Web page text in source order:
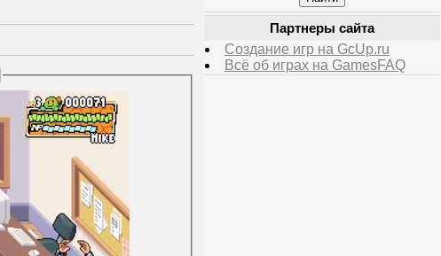
Партнеры сайта
Создание игр на GcUp.ru
Всё об играх на GamesFAQ